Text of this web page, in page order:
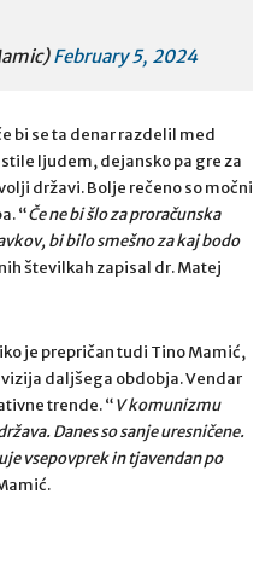
February 5, 2024
bi se ta denar razdelil med
ljudem, dejansko pa gre za
državi. Bolje rečeno so močni
“Če ne bi šlo za proračunska
bi bilo smešno za kaj bodo
številkah zapisal dr. Matej
je prepričan tudi Tino Mamić,
daljšega obdobja. Vendar
trende. “V komunizmu
Danes so sanje uresničene.
vsepovprek in tjavendan po